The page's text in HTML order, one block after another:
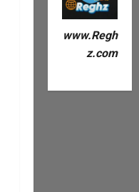
www.Regh
z.com